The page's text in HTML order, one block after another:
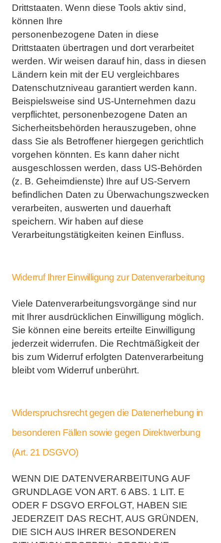
Drittstaaten. Wenn diese Tools aktiv sind,
können Ihre
personenbezogene Daten in diese
Drittstaaten übertragen und dort verarbeitet
werden. Wir weisen darauf hin, dass in diesen
Ländern kein mit der EU vergleichbares
Datenschutzniveau garantiert werden kann.
Beispielsweise sind US-Unternehmen dazu
verpflichtet, personenbezogene Daten an
Sicherheitsbehörden herauszugeben, ohne
dass Sie als Betroffener hiergegen gerichtlich
vorgehen könnten. Es kann daher nicht
ausgeschlossen werden, dass US-Behörden
(z. B. Geheimdienste) Ihre auf US-Servern
befindlichen Daten zu Überwachungszwecken
verarbeiten, auswerten und dauerhaft
speichern. Wir haben auf diese
Verarbeitungstätigkeiten keinen Einfluss.
Widerruf Ihrer Einwilligung zur Datenverarbeitung
Viele Datenverarbeitungsvorgänge sind nur
mit Ihrer ausdrücklichen Einwilligung möglich.
Sie können eine bereits erteilte Einwilligung
jederzeit widerrufen. Die Rechtmäßigkeit der
bis zum Widerruf erfolgten Datenverarbeitung
bleibt vom Widerruf unberührt.
Widerspruchsrecht gegen die Datenerhebung in
besonderen Fällen sowie gegen Direktwerbung
(Art. 21 DSGVO)
WENN DIE DATENVERARBEITUNG AUF
GRUNDLAGE VON ART. 6 ABS. 1 LIT. E
ODER F DSGVO ERFOLGT, HABEN SIE
JEDERZEIT DAS RECHT, AUS GRÜNDEN,
DIE SICH AUS IHRER BESONDEREN